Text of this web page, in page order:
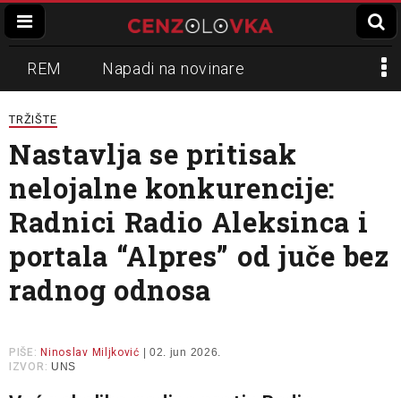
REM Napadi na novinare
Zvučni top
Propaganda Lokalni mediji
Informer Slavko Ćuruvija
TRŽIŠTE
Nastavlja se pritisak
nelojalne konkurencije:
Radnici Radio Aleksinca i
portala “Alpres” od juče bez
radnog odnosa
PIŠE: Ninoslav Miljković | 02. jun 2026.
IZVOR: UNS